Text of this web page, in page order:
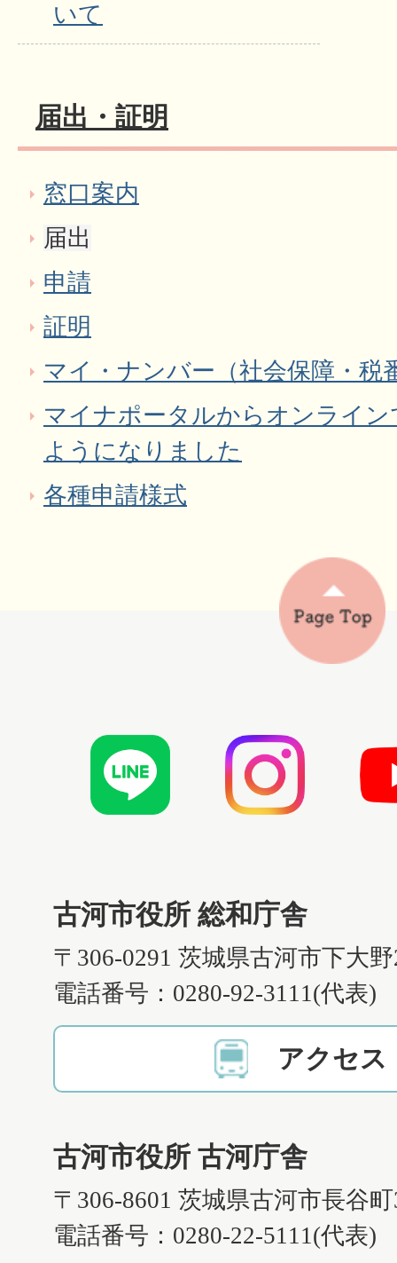
いて
届出・証明
窓口案内
届出
申請
証明
マイ・ナンバー（社会保障・税
マイナポータルからオンライ
ようになりました
各種申請様式
古河市役所 総和庁舎
〒306-0291 茨城県古河市下大
電話番号：0280-92-3111(代表)
アクセス
古河市役所 古河庁舎
〒306-8601 茨城県古河市長谷
電話番号：0280-22-5111(代表)